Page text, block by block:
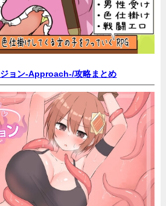
ョン-Approach-/攻略まとめ